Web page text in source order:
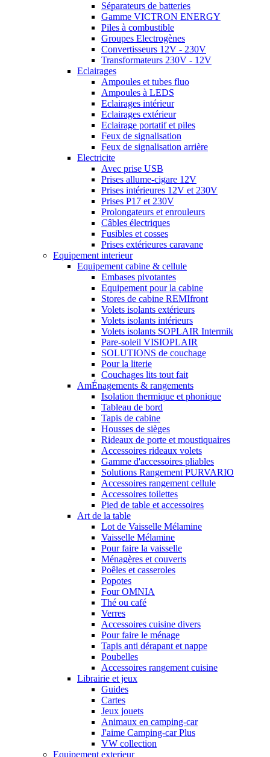
Séparateurs de batteries
Gamme VICTRON ENERGY
Piles à combustible
Groupes Electrogènes
Convertisseurs 12V - 230V
Transformateurs 230V - 12V
Eclairages
Ampoules et tubes fluo
Ampoules à LEDS
Eclairages intérieur
Eclairages extérieur
Eclairage portatif et piles
Feux de signalisation
Feux de signalisation arrière
Electricite
Avec prise USB
Prises allume-cigare 12V
Prises intérieures 12V et 230V
Prises P17 et 230V
Prolongateurs et enrouleurs
Câbles électriques
Fusibles et cosses
Prises extérieures caravane
Equipement interieur
Equipement cabine & cellule
Embases pivotantes
Equipement pour la cabine
Stores de cabine REMIfront
Volets isolants extérieurs
Volets isolants intérieurs
Volets isolants SOPLAIR Intermik
Pare-soleil VISIOPLAIR
SOLUTIONS de couchage
Pour la literie
Couchages lits tout fait
AmÉnagements & rangements
Isolation thermique et phonique
Tableau de bord
Tapis de cabine
Housses de sièges
Rideaux de porte et moustiquaires
Accessoires rideaux volets
Gamme d'accessoires pliables
Solutions Rangement PURVARIO
Accessoires rangement cellule
Accessoires toilettes
Pied de table et accessoires
Art de la table
Lot de Vaisselle Mélamine
Vaisselle Mélamine
Pour faire la vaisselle
Ménagères et couverts
Poêles et casseroles
Popotes
Four OMNIA
Thé ou café
Verres
Accessoires cuisine divers
Pour faire le ménage
Tapis anti dérapant et nappe
Poubelles
Accessoires rangement cuisine
Librairie et jeux
Guides
Cartes
Jeux jouets
Animaux en camping-car
J'aime Camping-car Plus
VW collection
Equipement exterieur